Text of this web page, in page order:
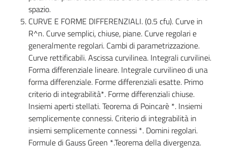
spazio.
CURVE E FORME DIFFERENZIALI. (0.5 cfu). Curve in
R^n. Curve semplici, chiuse, piane. Curve regolari e
generalmente regolari. Cambi di parametrizzazione.
Curve rettificabili. Ascissa curvilinea. Integrali curvilinei.
Forma differenziale lineare. Integrale curvilineo di una
forma differenziale. Forme differenziali esatte. Primo
criterio di integrabilità*. Forme differenziali chiuse.
Insiemi aperti stellati. Teorema di Poincarè *. Insiemi
semplicemente connessi. Criterio di integrabilità in
insiemi semplicemente connessi *. Domini regolari.
Formule di Gauss Green *.Teorema della divergenza.